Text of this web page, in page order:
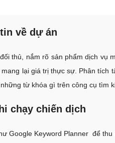
về dự án
thủ, nắm rõ sản phẩm dịch
lại giá trị thực sự. Phân
từ khóa gì trên công cụ tìm
chạy chiến dịch
Google Keyword Planner để